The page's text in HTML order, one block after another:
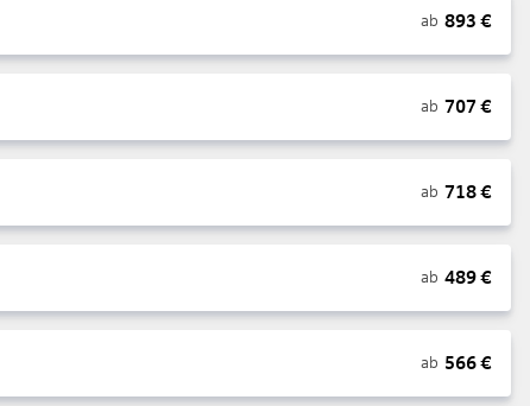
ab 893 €
ab 707 €
ab 718€
ab 489€
ab 566€